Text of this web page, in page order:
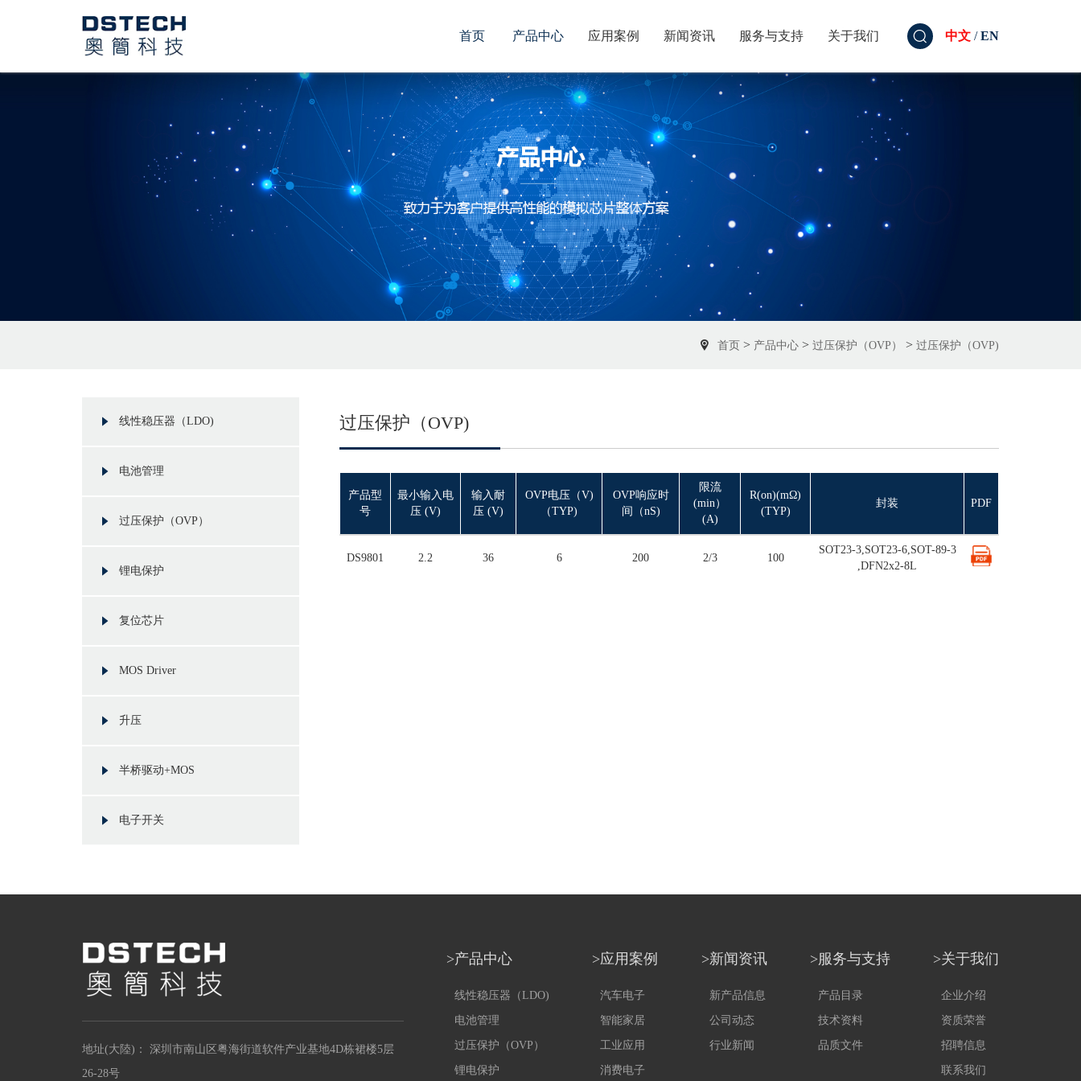
首页 产品中心 应用案例 新闻资讯 服务与支持 关于我们 中文 /EN
首页 > 产品中心 > 过压保护（OVP） > 过压保护（OVP)
线性稳压器（LDO)
电池管理
过压保护（OVP）
锂电保护
复位芯片
MOS Driver
升压
半桥驱动+MOS
电子开关
过压保护（OVP)
产品型
号
最小输入电
压 (V)
输入耐
压 (V)
OVP电压（V)
（TYP)
OVP响应时
间（nS)
限流
(min）
(A)
R(on)(mΩ)
(TYP)
封装 PDF
DS9801 2.2 36 6 200 2/3 100
SOT23-3,SOT23-6,SOT-89-3
,DFN2x2-8L
地址(大陸)： 深圳市南山区粤海街道软件产业基地4D栋裙楼5层
26-28号
>产品中心
线性稳压器（LDO)
电池管理
过压保护（OVP）
锂电保护
>应用案例
汽车电子
智能家居
工业应用
消费电子
>新闻资讯
新产品信息
公司动态
行业新闻
>服务与支持
产品目录
技术资料
品质文件
>关于我们
企业介绍
资质荣誉
招聘信息
联系我们